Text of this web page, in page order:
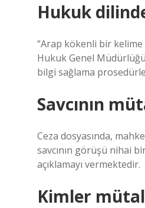
Hukuk
“Arap kökenli bir
Hukuk Genel
bilgi sağlama
Savcının
Ceza dosyasında,
savcının görüşü nihai
açıklamayı vermektedir.
Kimler